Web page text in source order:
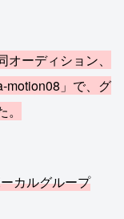
ーディション、
motion08」で、グ
カルグループ